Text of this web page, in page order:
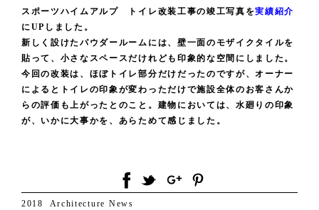
スポーツハイムアルプ トイレ改装工事の竣工写真を実績紹介
にUPしました。
新しく設けたパウダールームには、壁一面のモザイクタイルを
貼って、小さなスペースだけれども印象的な空間にしました。
今回の改装は、ほぼトイレ部分だけだったのですが、オーナー
によるとトイレの印象が変わっただけで施設全体のお客さんか
らの評価も上がったとのこと。建物においては、水廻りの印象
が、いかに大事かを、あらためて感じました。
2018 Architecture News